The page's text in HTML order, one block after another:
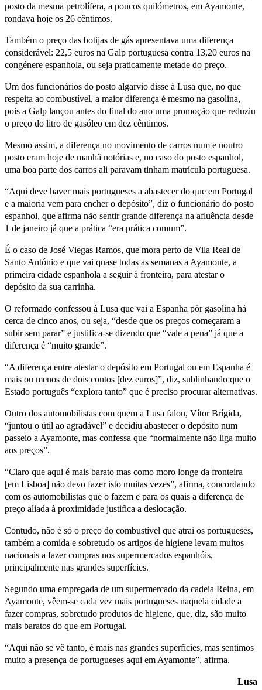
posto da mesma petrolífera, a poucos quilómetros, em Ayamonte,
rondava hoje os 26 cêntimos.
Também o preço das botijas de gás apresentava uma diferença
considerável: 22,5 euros na Galp portuguesa contra 13,20 euros na
congénere espanhola, ou seja praticamente metade do preço.
Um dos funcionários do posto algarvio disse à Lusa que, no que
respeita ao combustível, a maior diferença é mesmo na gasolina,
pois a Galp lançou antes do final do ano uma promoção que reduziu
o preço do litro de gasóleo em dez cêntimos.
Mesmo assim, a diferença no movimento de carros num e noutro
posto eram hoje de manhã notórias e, no caso do posto espanhol,
uma boa parte dos carros ali paravam tinham matrícula portuguesa.
“Aqui deve haver mais portugueses a abastecer do que em Portugal
e a maioria vem para encher o depósito”, diz o funcionário do posto
espanhol, que afirma não sentir grande diferença na afluência desde
1 de janeiro já que a prática “era prática comum”.
É o caso de José Viegas Ramos, que mora perto de Vila Real de
Santo António e que vai quase todas as semanas a Ayamonte, a
primeira cidade espanhola a seguir à fronteira, para atestar o
depósito da sua carrinha.
O reformado confessou à Lusa que vai a Espanha pôr gasolina há
cerca de cinco anos, ou seja, “desde que os preços começaram a
subir sem parar” e justifica-se dizendo que “vale a pena” já que a
diferença é “muito grande”.
“A diferença entre atestar o depósito em Portugal ou em Espanha é
mais ou menos de dois contos [dez euros]”, diz, sublinhando que o
Estado português “explora tanto” que é preciso procurar alternativas.
Outro dos automobilistas com quem a Lusa falou, Vítor Brígida,
“juntou o útil ao agradável” e decidiu abastecer o depósito num
passeio a Ayamonte, mas confessa que “normalmente não liga muito
aos preços”.
“Claro que aqui é mais barato mas como moro longe da fronteira
[em Lisboa] não devo fazer isto muitas vezes”, afirma, concordando
com os automobilistas que o fazem e para os quais a diferença de
preço aliada à proximidade justifica a deslocação.
Contudo, não é só o preço do combustível que atrai os portugueses,
também a comida e sobretudo os artigos de higiene levam muitos
nacionais a fazer compras nos supermercados espanhóis,
principalmente nas grandes superfícies.
Segundo uma empregada de um supermercado da cadeia Reina, em
Ayamonte, vêem-se cada vez mais portugueses naquela cidade a
fazer compras, sobretudo produtos de higiene, que, diz, são muito
mais baratos do que em Portugal.
“Aqui não se vê tanto, é mais nas grandes superfícies, mas sentimos
muito a presença de portugueses aqui em Ayamonte”, afirma.
Lusa